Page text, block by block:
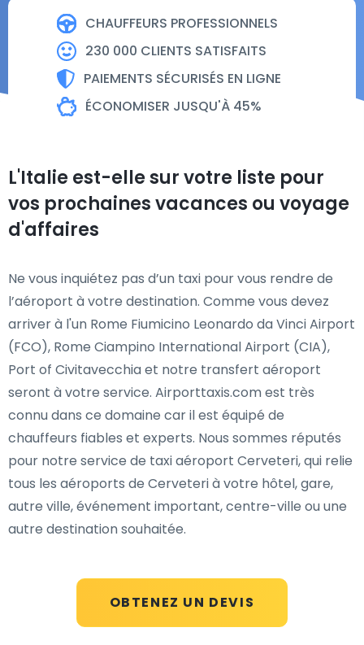
CHAUFFEURS PROFESSIONNELS
230 000 CLIENTS SATISFAITS
PAIEMENTS SÉCURISÉS EN LIGNE
ÉCONOMISER JUSQU'À 45%
OBTENEZ UN DEVIS
L'Italie est-elle sur votre liste pour
vos prochaines vacances ou voyage
d'affaires
Ne vous inquiétez pas d’un taxi pour vous rendre de
l’aéroport à votre destination. Comme vous devez
arriver à l'un Rome Fiumicino Leonardo da Vinci Airport
(FCO), Rome Ciampino International Airport (CIA),
Port of Civitavecchia et notre transfert aéroport
seront à votre service. Airporttaxis.com est très
connu dans ce domaine car il est équipé de
chauffeurs fiables et experts. Nous sommes réputés
pour notre service de taxi aéroport Cerveteri, qui relie
tous les aéroports de Cerveteri à votre hôtel, gare,
autre ville, événement important, centre-ville ou une
autre destination souhaitée.